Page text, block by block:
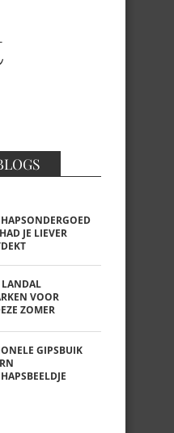
JE LIEVER
LANDAL
VOOR
ZOMER
GIPSBUIK